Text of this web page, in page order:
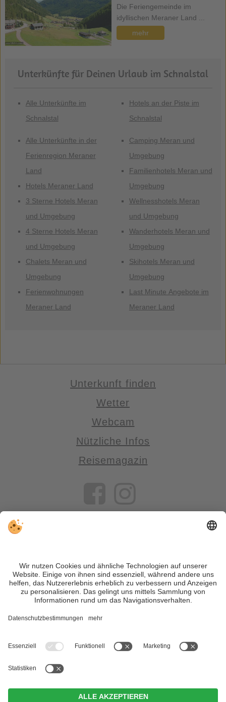
Die Feriengemeinde im
idyllischen Meraner Land ...
mehr
Unterkünfte für Deinen Urlaub im Schnalstal
Alle Unterkünfte im
Schnalstal
Hotels an der Piste im
Schnalstal
Alle Unterkünfte in der
Ferienregion Meraner
Land
Hotels Meraner Land
3 Sterne Hotels Meran
und Umgebung
4 Sterne Hotels Meran
und Umgebung
Chalets Meran und
Umgebung
Ferienwohnungen
Meraner Land
Camping Meran und
Umgebung
Familienhotels Meran und
Umgebung
Wellnesshotels Meran
und Umgebung
Wanderhotels Meran und
Umgebung
Skihotels Meran und
Umgebung
Last Minute Angebote im
Meraner Land
Unterkunft finden
Wetter
Webcam
Nützliche Infos
Reisemagazin
VIVOSüdtirol ist das Reiseportal für alle, die Südtirol nicht nur
besuchen, sondern wirklich erleben wollen – inklusive Tipps,
tollen Unterkünften und Angeboten.
Trotz genauer Arbeit und ständigem Aktualisieren der Inhalte,
Informieren Sie sich sicherheitshalber nochmals beim
Einstellungen | MwSt.-Nr. IT02365710215